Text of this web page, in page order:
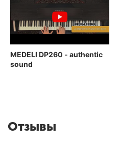
MEDELI DP260 - authentic
sound
Отзывы